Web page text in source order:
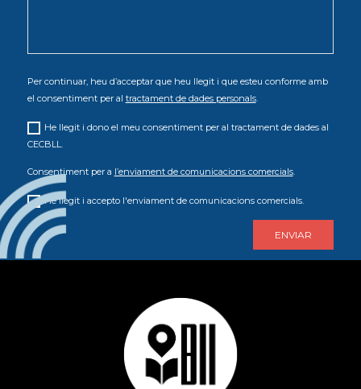
Per continuar, heu d’acceptar que heu llegit i que esteu conforme amb
el consentiment per al tractament de dades personals.
He llegit i dono el meu consentiment per al tractament de dades al
CECBLL.
Consentiment per a l’enviament de comunicacions comercials.
He llegit i accepto l'enviament de comunicacions comercials.